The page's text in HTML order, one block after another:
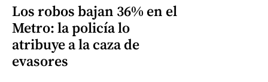
Los robos bajan 36% en el
Metro: la policía lo
atribuye a la caza de
evasores